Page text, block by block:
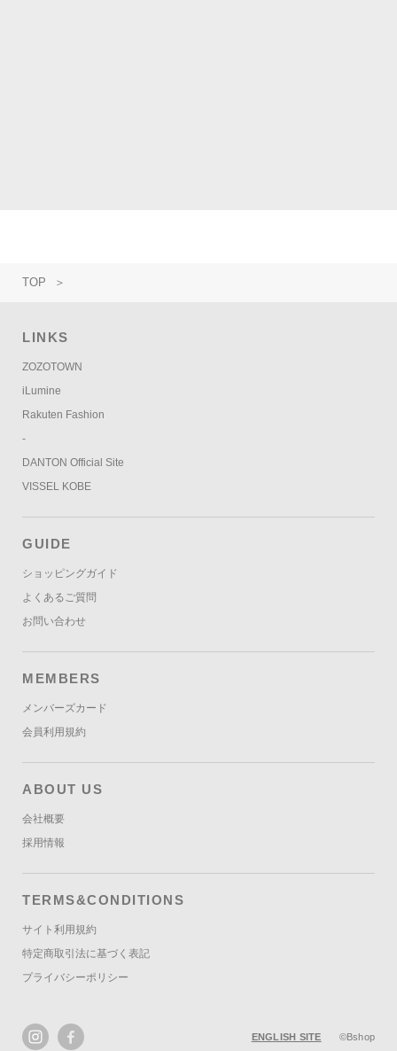
TOP ＞
LINKS
ZOZOTOWN
iLumine
Rakuten Fashion
-
DANTON Official Site
VISSEL KOBE
GUIDE
ショッピングガイド
よくあるご質問
お問い合わせ
MEMBERS
メンバーズカード
会員利用規約
ABOUT US
会社概要
採用情報
TERMS&CONDITIONS
サイト利用規約
特定商取引法に基づく表記
プライバシーポリシー
ENGLISH SITE ©Bshop